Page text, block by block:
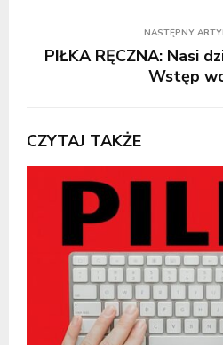
NASTĘPNY
PIŁKA RĘCZNA: Nasi
Wstęp
CZYTAJ TAKŻE